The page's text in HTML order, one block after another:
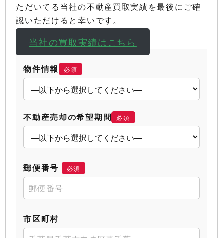
ただいてる当社の不動産買取実績を最後にご確
認いただけると幸いです。
当社の買取実績はこちら
物件情報 必須
不動産売却の希望期間 必須
郵便番号 必須
市区町村